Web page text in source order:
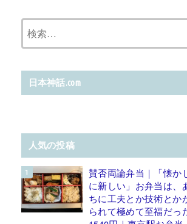
日本神話.com
人気の投稿
賛否両論弁当｜「懐か
に新しい」お弁当は、
ちに工夫とか技術とか
られて極めて至福だっ